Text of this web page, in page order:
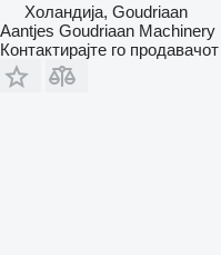
Холандија, Goudriaan
Aantjes Goudriaan Machinery
Контактирајте го продавачот